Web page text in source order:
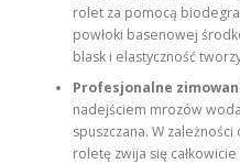
rolet za pomocą
powłoki basenowej
blask i elastyczność
Profesjonalne
nadejściem mrozów
spuszczana. W
roletę zwija się